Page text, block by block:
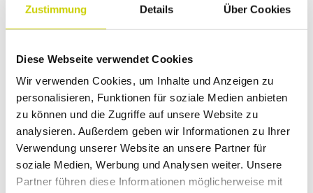
Zustimmung Details Über Cookies
Diese Webseite verwendet Cookies
Wir verwenden Cookies, um Inhalte und Anzeigen zu
personalisieren, Funktionen für soziale Medien anbieten
zu können und die Zugriffe auf unsere Website zu
analysieren. Außerdem geben wir Informationen zu Ihrer
Verwendung unserer Website an unsere Partner für
soziale Medien, Werbung und Analysen weiter. Unsere
Partner führen diese Informationen möglicherweise mit
Barzahlung, EC-Karte, kontaktlose Zahlung,
Mastercard, Überweisung, Visa
Regionale Angebote
Produkte aus eigener Herstellung, Produkte von
regionalen Produzenten